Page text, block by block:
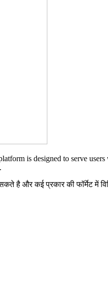
is designed to serve
है और कई प्रकार की फॉर्मेट में